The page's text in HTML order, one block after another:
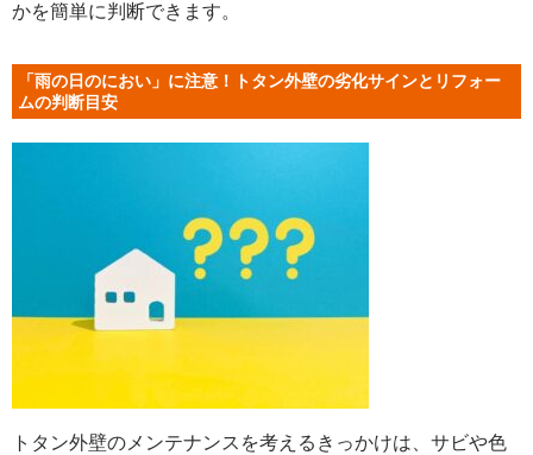
かを簡単に判断できます。
「雨の日のにおい」に注意！トタン外壁の劣化サインとリフォー
ムの判断目安
トタン外壁のメンテナンスを考えるきっかけは、サビや色